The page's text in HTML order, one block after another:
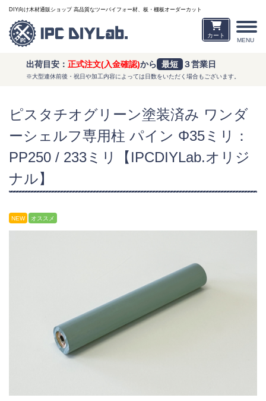
MENU
DIY向け木材通販ショップ 高品質なツーバイフォー材、板・棚板オーダーカット
カート
出荷目安： 正式注文(入金確認)から 最短 ３営業日
※大型連休前後・祝日や加工内容によっては日数をいただく場合もございます。
ピスタチオグリーン塗装済み ワンダ
ーシェルフ専用柱 パイン Φ35ミリ：
PP250 / 233ミリ【IPCDIYLab.オリジ
ナル】
NEW オススメ